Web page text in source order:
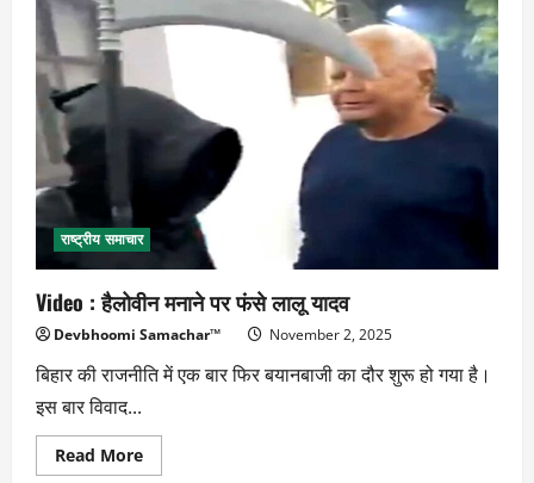
माओवादी
आतंकवाद
करीब
राष्ट्रीय समाचार
Video : हैलोवीन मनाने पर फंसे लालू यादव
Devbhoomi Samachar™ November 2, 2025
बिहार की राजनीति में एक बार फिर बयानबाजी का दौर शुरू हो गया है।
इस बार विवाद...
Read MoreRead
more